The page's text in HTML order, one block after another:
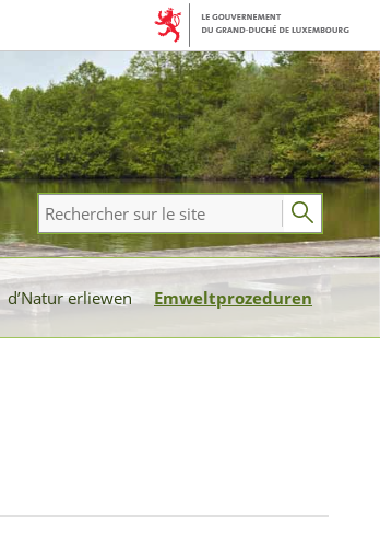
d’Natur erliewen Emweltprozeduren
Rechercher
sur
le
site